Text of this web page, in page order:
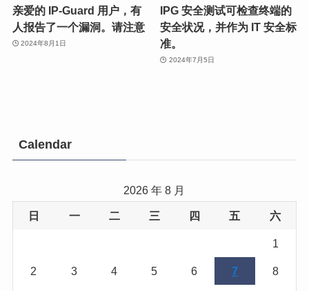
亲爱的 IP-Guard 用户，有
人报告了一个漏洞。请注意
2024年8月1日
IPG 安全测试可检查终端的
安全状况，并作为 IT 安全标
准。
2024年7月5日
Calendar
2026 年 8 月
日 一 二 三 四 五 六
1
2 3 4 5 6 7 8